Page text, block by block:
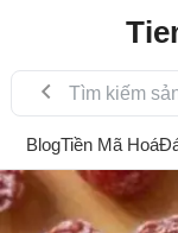
BlogTiền Mã Hoá